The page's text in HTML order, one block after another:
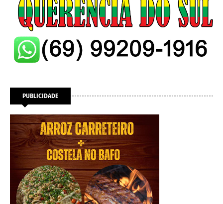
PUBLICIDADE